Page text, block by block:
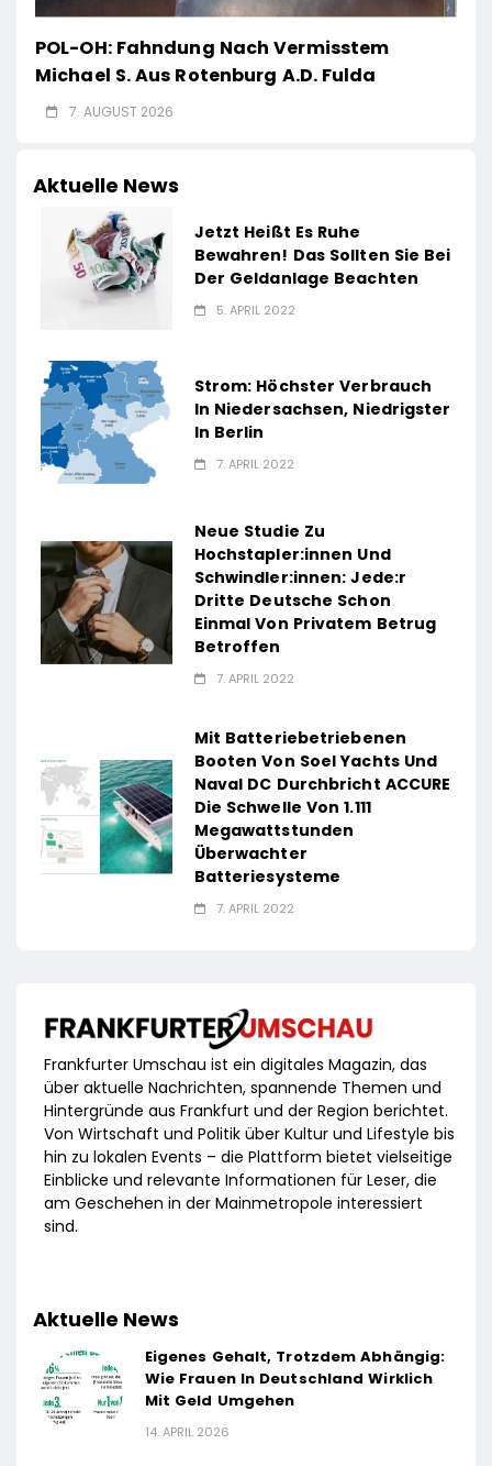
POL-OH: Fahndung Nach Vermisstem
Michael S. Aus Rotenburg A.d. Fulda
7. AUGUST 2026
Aktuelle News
Jetzt Heißt Es Ruhe
Bewahren! Das Sollten Sie Bei
Der Geldanlage Beachten
5. APRIL 2022
Strom: Höchster Verbrauch
In Niedersachsen, Niedrigster
In Berlin
7. APRIL 2022
Neue Studie Zu
Hochstapler:innen Und
Schwindler:innen: Jede:r
Dritte Deutsche Schon
Einmal Von Privatem Betrug
Betroffen
7. APRIL 2022
Mit Batteriebetriebenen
Booten Von Soel Yachts Und
Naval DC Durchbricht ACCURE
Die Schwelle Von 1.111
Megawattstunden
Überwachter
Batteriesysteme
7. APRIL 2022
Frankfurter Umschau ist ein digitales Magazin, das
über aktuelle Nachrichten, spannende Themen und
Hintergründe aus Frankfurt und der Region berichtet.
Von Wirtschaft und Politik über Kultur und Lifestyle bis
hin zu lokalen Events – die Plattform bietet vielseitige
Einblicke und relevante Informationen für Leser, die
am Geschehen in der Mainmetropole interessiert
sind.
Aktuelle News
Eigenes Gehalt, Trotzdem Abhängig:
Wie Frauen In Deutschland Wirklich
Mit Geld Umgehen
14. APRIL 2026